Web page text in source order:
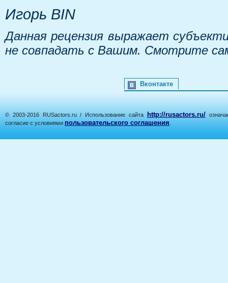
Игорь BIN
Данная рецензия выражает
не совпадать с Вашим. Смотрите
Вконтакте
© 2003-2016 RUSactors.ru / Использование сайта http://rusactors.ru/
согласие с условиями пользовательского соглашения